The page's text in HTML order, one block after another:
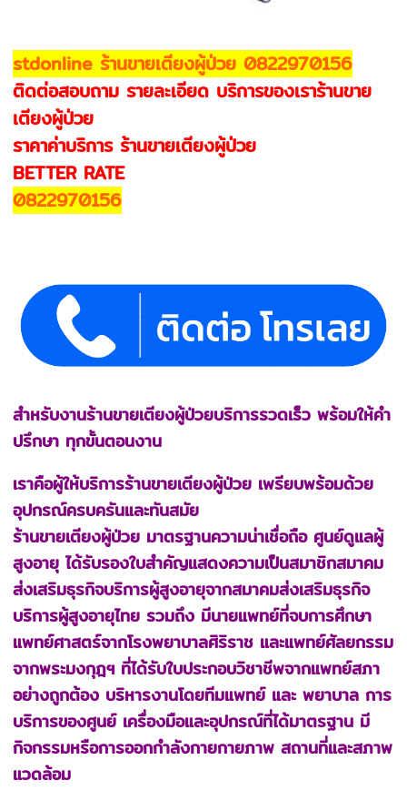
stdonline ร้านขายเตียงผู้ป่วย 0822970156
ติดต่อสอบถาม รายละเอียด บริการของเราร้านขาย
เตียงผู้ป่วย
ราคาค่าบริการ ร้านขายเตียงผู้ป่วย
BETTER RATE
0822970156
สำหรับงานร้านขายเตียงผู้ป่วยบริการรวดเร็ว พร้อมให้คำ
ปรึกษา ทุกขั้นตอนงาน
เราคือผู้ให้บริการร้านขายเตียงผู้ป่วย เพรียบพร้อมด้วย
อุปกรณ์ครบครันและทันสมัย
ร้านขายเตียงผู้ป่วย มาตรฐานความน่าเชื่อถือ ศูนย์ดูแลผู้
สูงอายุ ได้รับรองใบสำคัญแสดงความเป็นสมาชิกสมาคม
ส่งเสริมธุรกิจบริการผู้สูงอายุจากสมาคมส่งเสริมธุรกิจ
บริการผู้สูงอายุไทย รวมถึง มีนายแพทย์ที่จบการศึกษา
แพทย์ศาสตร์จากโรงพยาบาลศิริราช และแพทย์ศัลยกรรม
จากพระมงกุฎฯ ที่ได้รับใบประกอบวิชาชีพจากแพทย์สภา
อย่างถูกต้อง บริหารงานโดยทีมแพทย์ และ พยาบาล การ
บริการของศูนย์ เครื่องมือและอุปกรณ์ที่ได้มาตรฐาน มี
กิจกรรมหรือการออกกำลังกายกายภาพ สถานที่และสภาพ
แวดล้อม